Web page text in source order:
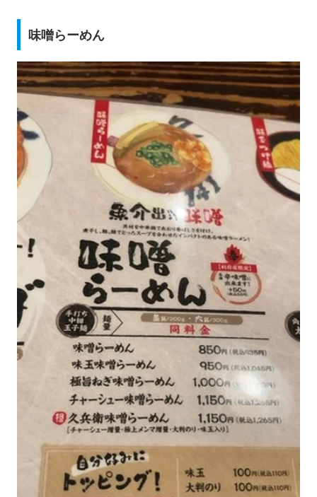
味噌らーめん